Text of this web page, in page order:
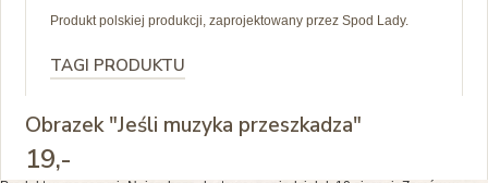
Produkt polskiej produkcji, zaprojektowany przez Spod Lady.
TAGI PRODUKTU
Obrazek "Jeśli muzyka przeszkadza"
19,-